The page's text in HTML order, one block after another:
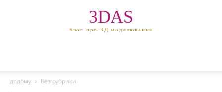
3DAS
Блог про 3Д моделювання
додому Без рубрики